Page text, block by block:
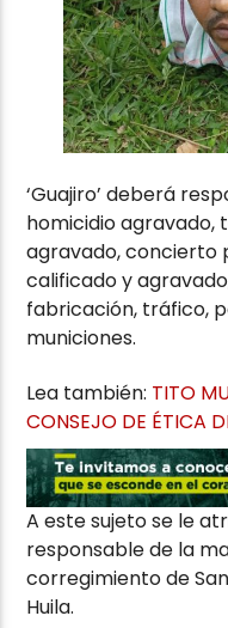
‘Guajiro’ deberá
homicidio agravado,
agravado, concierto
calificado y
fabricación, tráfico,
municiones.
Lea también: TITO
CONSEJO DE ÉTICA
A este sujeto se le
responsable de la
corregimiento de
Huila.